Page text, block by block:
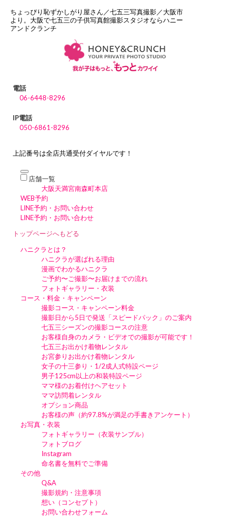
ちょっぴり恥ずかしがり屋さん／七五三写真撮影／大阪市
より。大阪で七五三の子供写真館撮影スタジオならハニー
アンドクランチ
電話
06-6448-8296
IP電話
050-6861-8296
上記番号は全店共通受付ダイヤルです！
店舗一覧
大阪天満宮南森町本店
WEB予約
LINE予約・お問い合わせ
LINE予約・お問い合わせ
トップページへもどる
ハニクラとは？
ハニクラが選ばれる理由
漫画でわかるハニクラ
ご予約〜ご撮影〜お届けまでの流れ
フォトギャラリー・衣装
コース・料金・キャンペーン
撮影コース・キャンペーン料金
撮影日から5日で発送「スピードパック」のご案内
七五三シーズンの撮影コースの注意
お客様自身のカメラ・ビデオでの撮影が可能です！
七五三お出かけ着物レンタル
お宮参りお出かけ着物レンタル
女子の十三参り・1/2成人式特設ページ
男子125cm以上の和装特設ページ
ママ様のお着付けヘアセット
ママ訪問着レンタル
オプション商品
お客様の声（約97.8%が満足の手書きアンケート）
お写真・衣装
フォトギャラリー（衣装サンプル）
フォトブログ
Instagram
命名書を無料でご準備
その他
Q&A
撮影規約・注意事項
想い（コンセプト）
お問い合わせフォーム